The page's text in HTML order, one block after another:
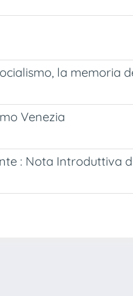
la memoria
Venezia
: Nota Introduttiva